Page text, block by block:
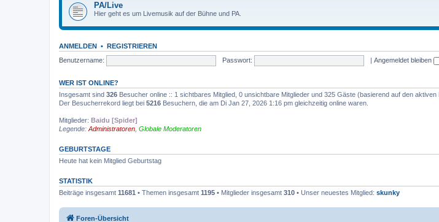
PA/Live
Hier geht es um Livemusik auf der Bühne und PA.
ANMELDEN • REGISTRIEREN
Benutzername:
Passwort: | Angemeldet bleiben
WER IST ONLINE?
Insgesamt sind 326 Besucher online :: 1 sichtbares Mitglied, 0 unsichtbare Mitglieder und 325 Gäste (basierend auf den
Der Besucherrekord liegt bei 5216 Besuchern, die am Di Jan 27, 2026 1:16 pm gleichzeitig online waren.
Mitglieder: Baidu [Spider]
Legende: Administratoren Globale Moderatoren
GEBURTSTAGE
Heute hat kein Mitglied Geburtstag
STATISTIK
Beiträge insgesamt 11681 • Themen insgesamt 1195 • Mitglieder insgesamt 310 • Unser neuestes Mitglied: skunky
Foren-Übersicht